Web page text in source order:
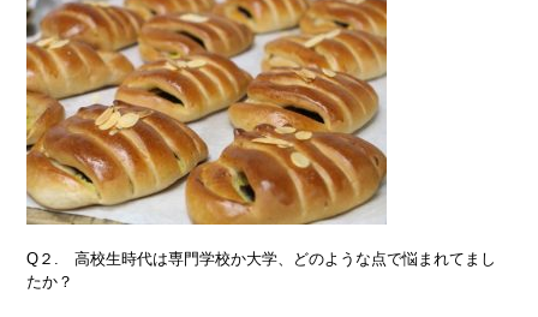
Q２. 高校生時代は専門学校か大学、どのような点で悩まれてまし
たか？